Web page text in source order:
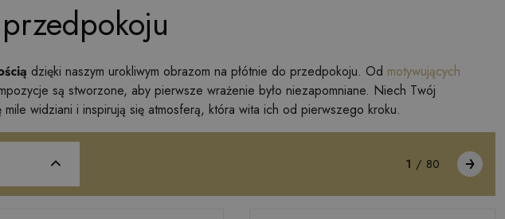
dzięki naszym urokliwym obrazom na płótnie do przedpokoju. Od motywujących
są stworzone, aby pierwsze wrażenie było niezapomniane. Niech Twój
widziani i inspirują się atmosferą, która wita ich od pierwszego kroku.
1 / 80